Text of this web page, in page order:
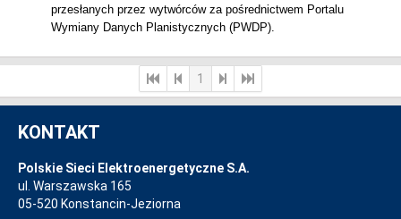
przesłanych przez wytwórców za pośrednictwem Portalu
Wymiany Danych Planistycznych (PWDP).
1
KONTAKT
Polskie Sieci Elektroenergetyczne S.A.
ul. Warszawska 165
05-520 Konstancin-Jeziorna